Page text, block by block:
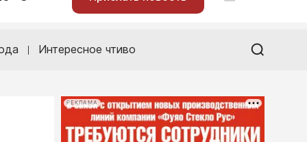
Интересное чтиво
РЕКЛАМА